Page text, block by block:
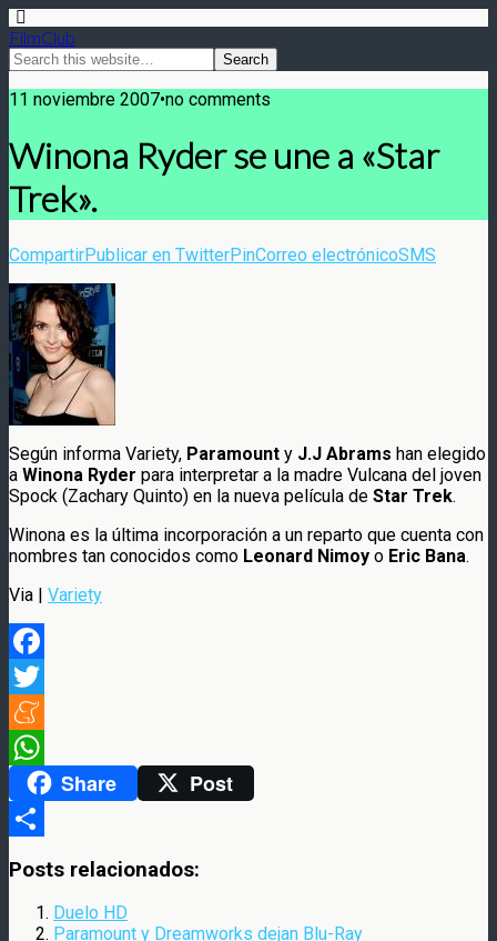
FilmClub
11 noviembre 2007•no comments
Winona Ryder se une a «Star
Trek».
CompartirPublicar en TwitterPinCorreo electrónicoSMS
Según informa Variety, Paramount y J.J Abrams han elegido
a Winona Ryder para interpretar a la madre Vulcana del joven
Spock (Zachary Quinto) en la nueva película de Star Trek.
Winona es la última incorporación a un reparto que cuenta con
nombres tan conocidos como Leonard Nimoy o Eric Bana.
Via | Variety
Facebook
Twitter
Meneame
WhatsAppShare Post
Posts relacionados:
Duelo HD
Paramount y Dreamworks dejan Blu-Ray